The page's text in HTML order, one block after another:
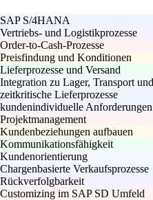
SAP S/4HANA
Vertriebs- und Logistikprozesse
Order-to-Cash-Prozesse
Preisfindung und Konditionen
Lieferprozesse und Versand
Integration zu Lager, Transport
zeitkritische Lieferprozesse
kundenindividuelle Anforderungen
Projektmanagement
Kundenbeziehungen aufbauen
Kommunikationsfähigkeit
Kundenorientierung
Chargenbasierte Verkaufsprozesse
Rückverfolgbarkeit
Customizing im SAP SD Umfeld